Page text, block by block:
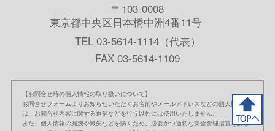
〒103-0008
東京都中央区日本橋中洲4番11号
TEL 03-5614-1114（代表）
FAX 03-5614-1109
【お問合せ時の個人情報の取り扱いについて】
お問合せフォームよりお知らせいただくお名前やメールアドレスなどの個人情報
は、お問合せ内容に関する返信などを行う以外には使用いたしません。
また、個人情報の漏洩や滅失などを防ぐため、必要かつ適切な安全管理措置を講じ